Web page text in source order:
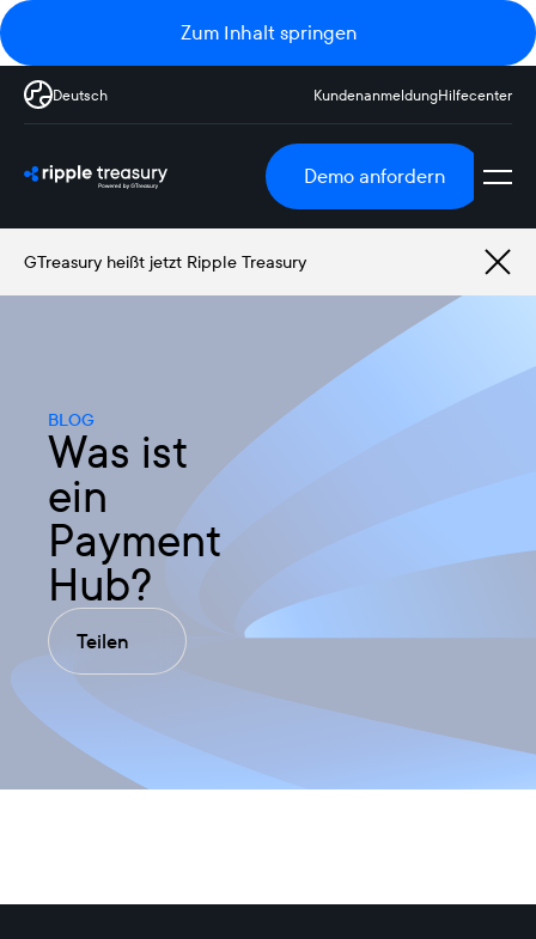
Zum Inhalt springen
Deutsch KundenanmeldungHilfecenter
Demo anfordern
GTreasury heißt jetzt Ripple Treasury
BLOG
Was ist
ein
Payment
Hub?
Teilen